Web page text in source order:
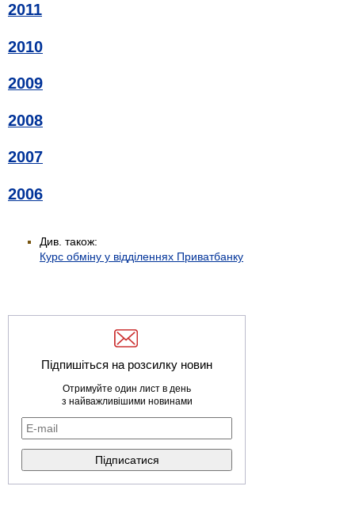
2011
2010
2009
2008
2007
2006
Див. також:
Курс обміну у відділеннях Приватбанку
Підпишіться на розсилку новин
Отримуйте один лист в день
з найважливішими новинами